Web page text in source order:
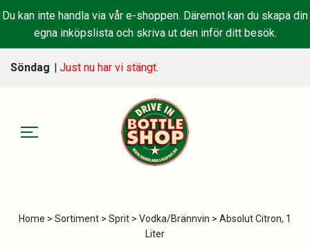
Du kan inte handla via vår e-shoppen. Däremot kan du skapa din
egna inköpslista och skriva ut den inför ditt besök.
Söndag | Just nu har vi stängt.
Home > Sortiment > Sprit > Vodka/Brännvin > Absolut Citron, 1
Liter